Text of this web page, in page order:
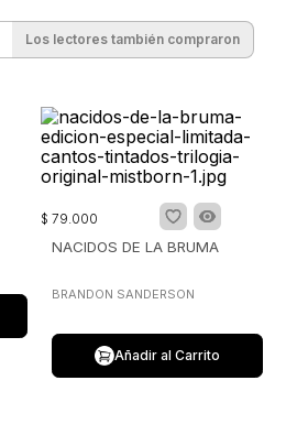
Los lectores también compraron
$ 79.000
NACIDOS DE LA BRUMA
BRANDON SANDERSON
Añadir al Carrito